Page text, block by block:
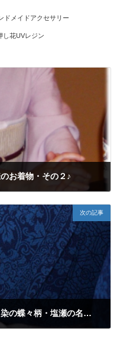
ドメイドアクセサリー
し花UVレジン
お着物・その２♪
次の記事
【単衣の着物】縮緬地の小紋を、染の蝶々柄・塩瀬の名古屋帯で。その①